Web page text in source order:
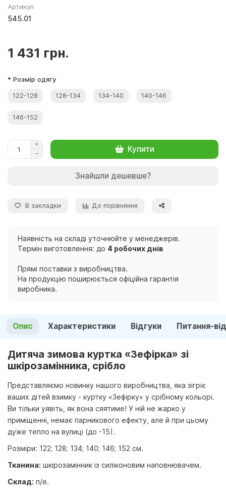
Артикул
545.01
1 431 грн.
* Розмір одягу
122-128 128-134 134-140 140-146
146-152
Купити
Знайшли дешевше?
В закладки До порівняння
Наявність на складі уточнюйте у менеджерів.
Термін виготовлення: до 4 робочих днів
Прямі поставки з виробництва.
На продукцію поширюється офіційна гарантія
виробника.
Опис Характеристики Відгуки Питання-
Дитяча зимова куртка «Зефірка» зі
шкірозамінника, срібло
Представляємо новинку нашого виробництва, яка зігріє
ваших дітей взимку - куртку «Зефірку» у срібному кольорі.
Ви тільки уявіть, як вона сяятиме! У ній не жарко у
приміщенні, немає парникового ефекту, але й при цьому
дуже тепло на вулиці (до -15).
Розміри: 122; 128; 134; 140; 146; 152 cм.
Тканина: шкірозамінник із силіконовим наповнювачем.
Склад: п/е.